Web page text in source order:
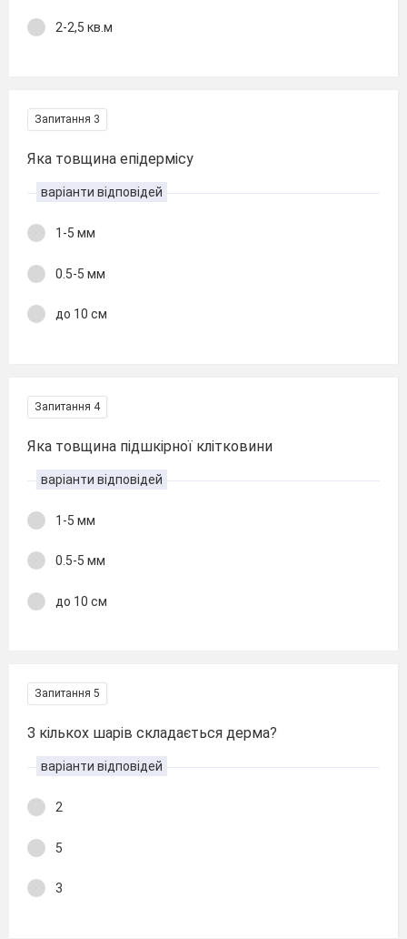
2-2,5 кв.м
Запитання 3
Яка товщина епідермісу
варіанти відповідей
1-5 мм
0.5-5 мм
до 10 см
Запитання 4
Яка товщина підшкірної клітковини
варіанти відповідей
1-5 мм
0.5-5 мм
до 10 см
Запитання 5
З кількох шарів складається дерма?
варіанти відповідей
2
5
3